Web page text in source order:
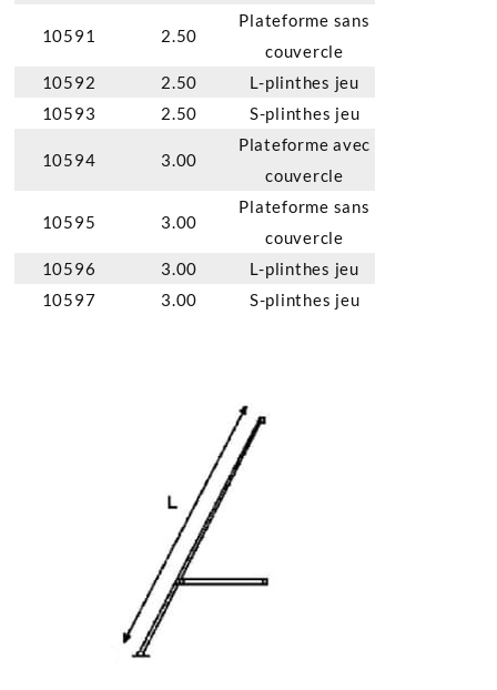
10591 2.50
Plateforme sans
couvercle
10592
2.50
L-plinthes jeu
10593
2.50 S-plinthes jeu
10594 3.00
Plateforme avec
couvercle
10595 3.00
Plateforme sans
couvercle
10596
3.00
L-plinthes jeu
10597
3.00 S-plinthes jeu